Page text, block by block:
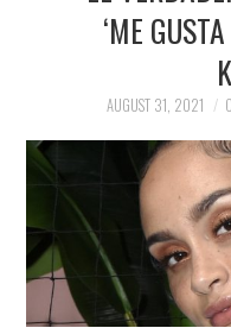
POLITICS
SOCIETY
SPORTS
TECHNOLOGY
‘ME
AUGUST 31, 2021